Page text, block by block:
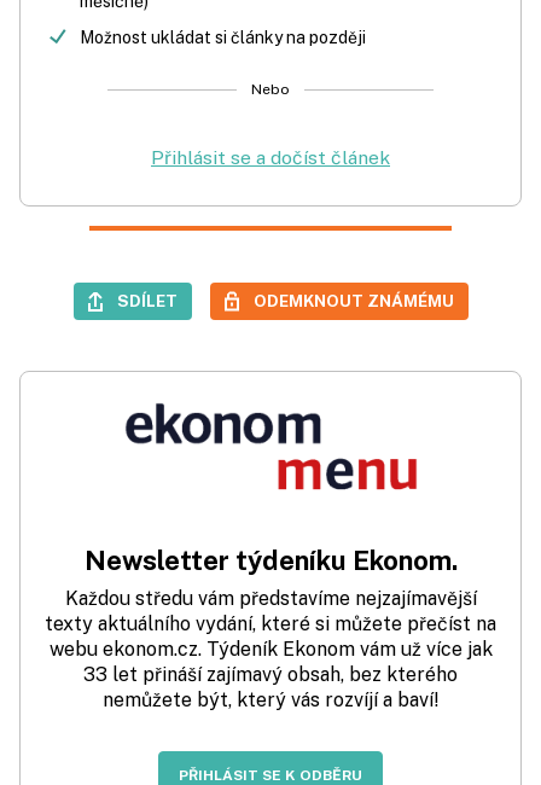
Možnost ukládat si články na později
Nebo
Přihlásit se a dočíst článek
SDÍLET ODEMKNOUT ZNÁMÉMU
Newsletter týdeníku Ekonom.
Každou středu vám představíme nejzajímavější
texty aktuálního vydání, které si můžete přečíst na
webu ekonom.cz. Týdeník Ekonom vám už více jak
33 let přináší zajímavý obsah, bez kterého
nemůžete být, který vás rozvíjí a baví!
PŘIHLÁSIT SE K ODBĚRU